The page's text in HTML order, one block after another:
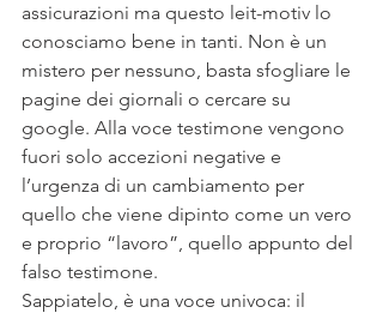
assicurazioni ma questo leit-motiv lo
conosciamo bene in tanti. Non è un
mistero per nessuno, basta sfogliare le
pagine dei giornali o cercare su
google. Alla voce testimone vengono
fuori solo accezioni negative e
l’urgenza di un cambiamento per
quello che viene dipinto come un vero
e proprio “lavoro”, quello appunto del
falso testimone.
Sappiatelo, è una voce univoca: il